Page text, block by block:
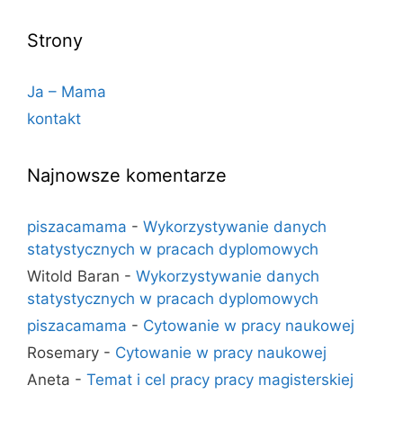
Strony
Ja – Mama
kontakt
Najnowsze komentarze
piszacamama - Wykorzystywanie danych
statystycznych w pracach dyplomowych
Witold Baran - Wykorzystywanie danych
statystycznych w pracach dyplomowych
piszacamama - Cytowanie w pracy naukowej
Rosemary - Cytowanie w pracy naukowej
Aneta - Temat i cel pracy pracy magisterskiej